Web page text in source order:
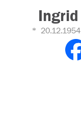
20.12.1954